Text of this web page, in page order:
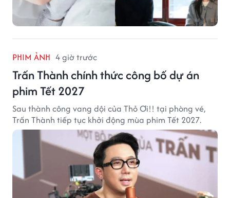
PHIM ẢNH 4 giờ trước
Trấn Thành chính thức công bố dự án
phim Tết 2027
Sau thành công vang dội của Thỏ Ơi!! tại phòng vé,
Trấn Thành tiếp tục khởi động mùa phim Tết 2027.